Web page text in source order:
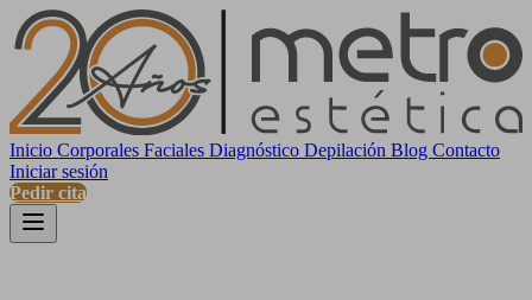
Inicio Corporales Faciales Diagnóstico Depilación Blog Contacto
Iniciar sesión
Pedir cita